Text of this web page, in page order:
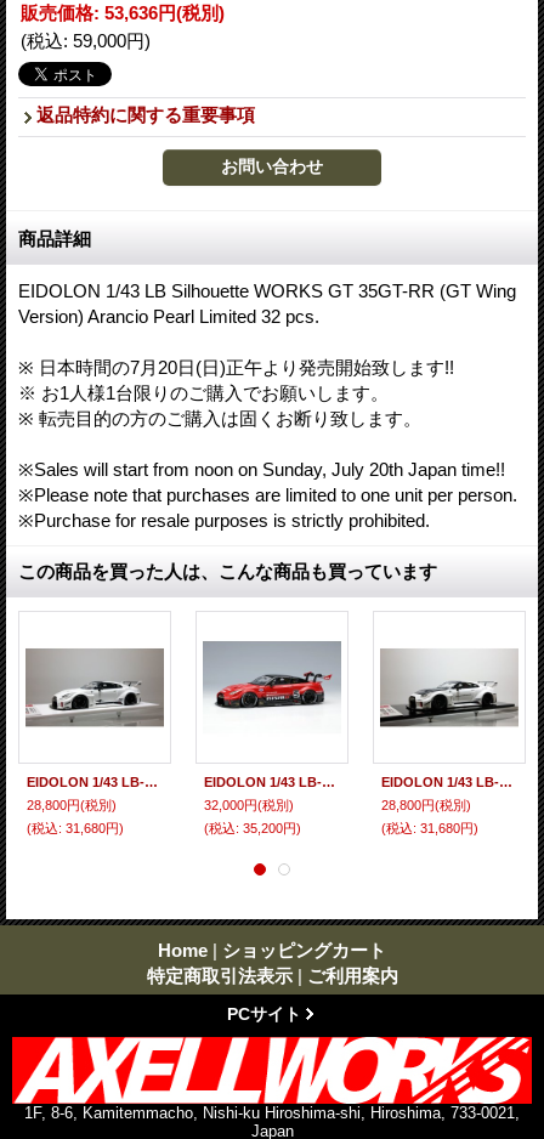
販売価格: 53,636円(税別)
(税込: 59,000円)
返品特約に関する重要事項
商品詳細
EIDOLON 1/43 LB Silhouette WORKS GT 35GT-RR (GT Wing
Version) Arancio Pearl Limited 32 pcs.
※ 日本時間の7月20日(日)正午より発売開始致します!!
※ お1人様1台限りのご購入でお願いします。
※ 転売目的の方のご購入は固くお断り致します。
※Sales will start from noon on Sunday, July 20th Japan time!!
※Please note that purchases are limited to one unit per person.
※Purchase for resale purposes is strictly prohibited.
この商品を買った人は、こんな商品も買っています
EIDOLON 1/43 LB-Silhouette WORKS GT 35GT-RR TOKYO AUTO SALON 2020 Pearl White Limited 100pcs.
28,800円(税別)
(税込: 31,680円)
EIDOLON 1/43 LB-Silhouette WORKS GT 35GT-RR GT Wing ver. Red / Black
32,000円(税別)
(税込: 35,200円)
EIDOLON 1/43 LB-Silhouette WORKS GT 35GT-RR Pearl Shite Limited 120 pcs.
28,800円(税別)
(税込: 31,680円)
Home | ショッピングカート
特定商取引法表示 | ご利用案内
PCサイト
1F, 8-6, Kamitemmacho, Nishi-ku Hiroshima-shi, Hiroshima, 733-0021,
Japan